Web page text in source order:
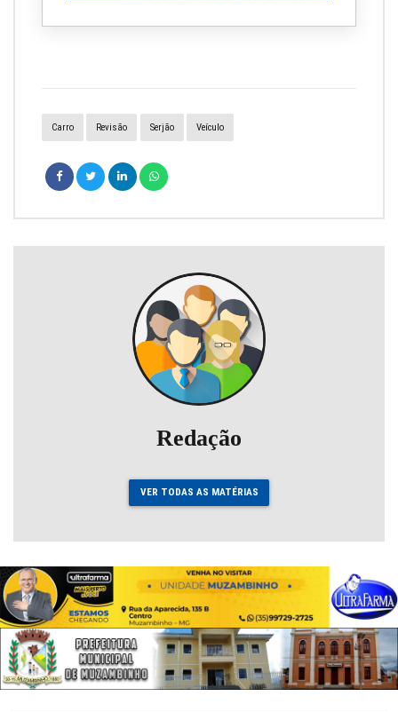
Carro Revisão Serjão Veículo
Redação
VER TODAS AS MATÉRIAS